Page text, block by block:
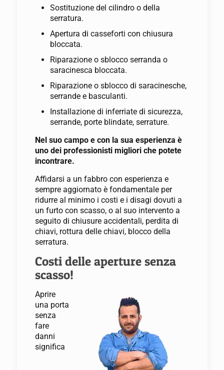
Sostituzione del cilindro o della
serratura.
Apertura di casseforti con chiusura
bloccata.
Riparazione o sblocco serranda o
saracinesca bloccata.
Riparazione o sblocco di saracinesche,
serrande e basculanti.
Installazione di inferriate di sicurezza,
serrande, porte blindate, serrature.
Nel suo campo e con la sua esperienza è
uno dei professionisti migliori che potete
incontrare.
Affidarsi a un fabbro con esperienza e
sempre aggiornato è fondamentale per
ridurre al minimo i costi e i disagi dovuti a
un furto con scasso, o al suo intervento a
seguito di chiusure accidentali, perdita di
chiavi, rottura delle chiavi, blocco della
serratura.
Costi delle aperture senza
scasso!
Aprire
una porta
senza
fare
danni
significa